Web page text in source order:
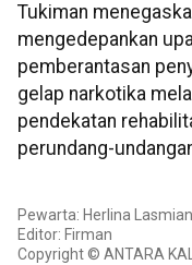
Tukiman
mengedepankan
pemberantasan
gelap narkotika
pendekatan
perundang-
Pewarta: Herlina
Editor: Firman
Copyright © ANTARA